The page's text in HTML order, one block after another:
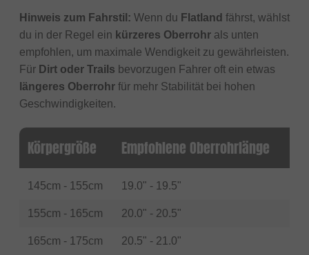
Hinweis zum Fahrstil: Wenn du Flatland fährst, wählst
du in der Regel ein kürzeres Oberrohr als unten
empfohlen, um maximale Wendigkeit zu gewährleisten.
Für Dirt oder Trails bevorzugen Fahrer oft ein etwas
längeres Oberrohr für mehr Stabilität bei hohen
Geschwindigkeiten.
Körpergröße Empfohlene Oberrohrlänge
145cm - 155cm 19.0" - 19.5"
155cm - 165cm 20.0" - 20.5"
165cm - 175cm 20.5" - 21.0"